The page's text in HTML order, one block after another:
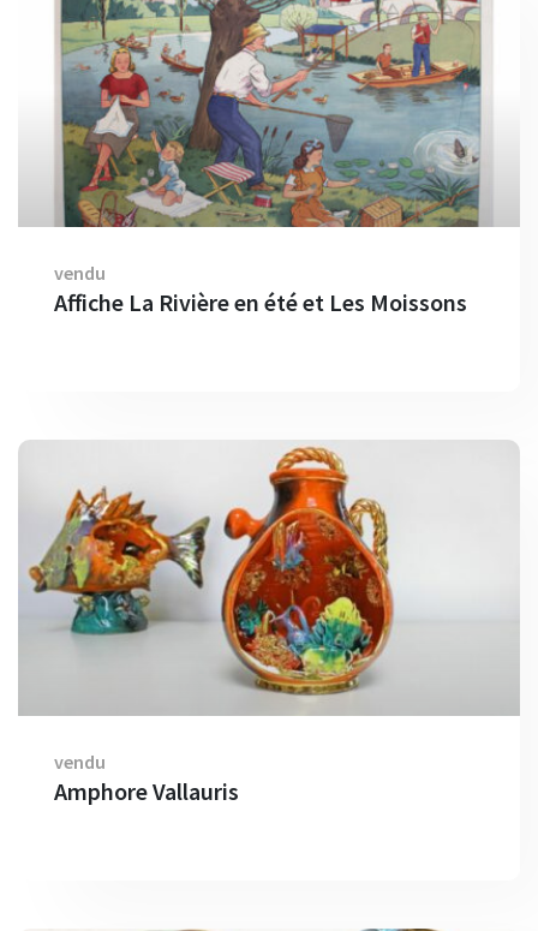
vendu
Affiche La Rivière en été et Les Moissons
vendu
Amphore Vallauris